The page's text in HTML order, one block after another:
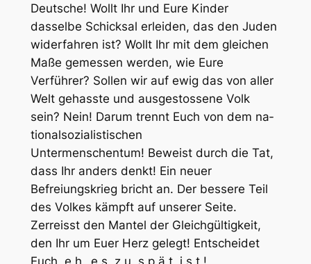
Deutsche! Wollt Ihr und Eure Kinder
dasselbe Schicksal erleiden, das den Juden
widerfahren ist? Wollt Ihr mit dem gleichen
Maße gemessen werden, wie Eure
Verführer? Sollen wir auf ewig das von aller
Welt gehasste und ausgestossene Volk
sein? Nein! Darum trennt Euch von dem na­
tionalsozialistischen
Untermenschentum! Beweist durch die Tat,
dass Ihr anders denkt! Ein neuer
Befreiungskrieg bricht an. Der bessere Teil
des Volkes kämpft auf unserer Seite.
Zerreisst den Mantel der Gleichgültigkeit,
den Ihr um Euer Herz gelegt! Entscheidet
Euch, e h ‚ e s z u s p ä t i s t !